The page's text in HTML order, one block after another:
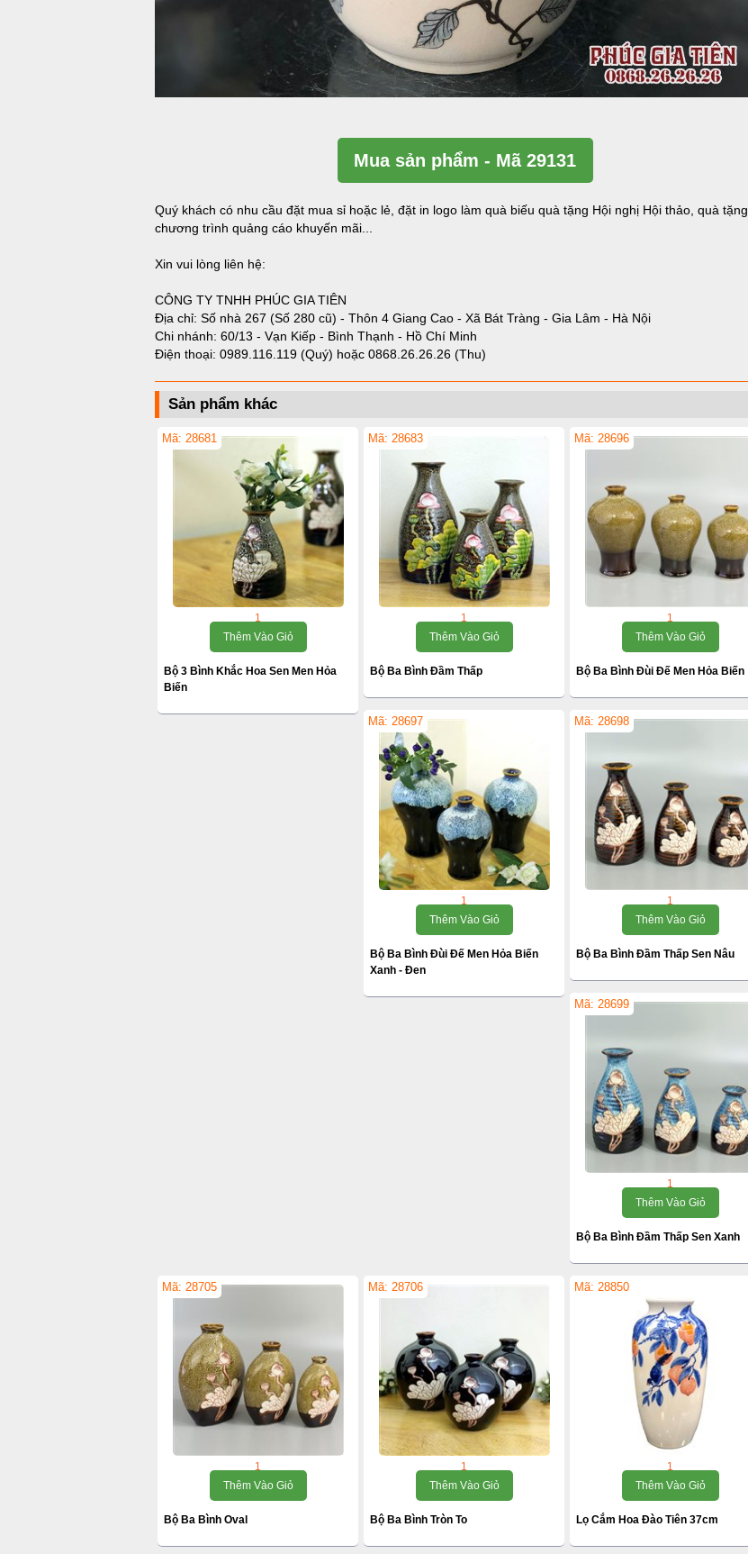
Mua sản phẩm - Mã 29131
Quý khách có nhu cầu đặt mua sỉ hoặc lẻ, đặt in logo làm quà biếu quà tặng Hội nghị Hội thảo, quà tặng
chương trình quảng cáo khuyến mãi...
Xin vui lòng liên hệ:
CÔNG TY TNHH PHÚC GIA TIÊN
Địa chỉ: Số nhà 267 (Số 280 cũ) - Thôn 4 Giang Cao - Xã Bát Tràng - Gia Lâm - Hà Nội
Chi nhánh: 60/13 - Vạn Kiếp - Bình Thạnh - Hồ Chí Minh
Điện thoại: 0989.116.119 (Quý) hoặc 0868.26.26.26 (Thu)
Sản phẩm khác
Mã: 28681
1
Thêm Vào Giỏ
Bộ 3 Bình Khắc Hoa Sen Men Hỏa
Biến
Mã: 28683
1
Thêm Vào Giỏ
Bộ Ba Bình Đầm Thấp
Mã: 28696
1
Thêm Vào Giỏ
Bộ Ba Bình Đùi Đế Men Hỏa Biến
Mã: 28697
1
Thêm Vào Giỏ
Bộ Ba Bình Đùi Đế Men Hỏa Biến
Xanh - Đen
Mã: 28698
1
Thêm Vào Giỏ
Bộ Ba Bình Đầm Thấp Sen Nâu
Mã: 28699
1
Thêm Vào Giỏ
Bộ Ba Bình Đầm Thấp Sen Xanh
Mã: 28705
1
Thêm Vào Giỏ
Bộ Ba Bình Oval
Mã: 28706
1
Thêm Vào Giỏ
Bộ Ba Bình Tròn To
Mã: 28850
1
Thêm Vào Giỏ
Lọ Cắm Hoa Đào Tiên 37cm